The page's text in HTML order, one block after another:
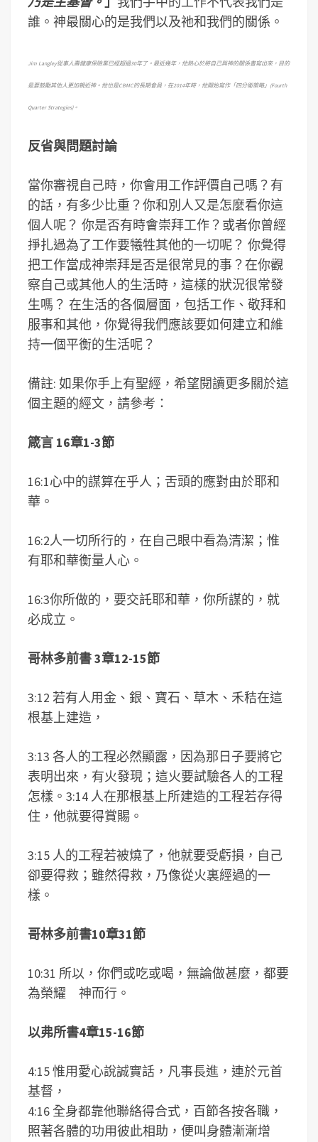
誰。神最關心的是我們以及祂和我們的關係。
Jim Langley從事人壽健康保險業已經超過30年了。最近幾年，他熱心於將自己與神的關係書寫出來，目的
是要鼓勵其他人更加親近神。他也是CBMC的長期會員，在2014年時，他開始寫作「四分衛策略」(Fourth
Quarter Strategies)。
反省與問題討論
當你審視自己時，你會用工作評價自己嗎？有
的話，有多少比重？你和別人又是怎麼看你這
個人呢？ 你是否有時會崇拜工作？或者你曾經
掙扎過為了工作要犧牲其他的一切呢？ 你覺得
把工作當成神崇拜是否是很常見的事？在你觀
察自己或其他人的生活時，這樣的狀況很常發
生嗎？ 在生活的各個層面，包括工作、敬拜和
服事和其他，你覺得我們應該要如何建立和維
持一個平衡的生活呢？
備註: 如果你手上有聖經，希望閱讀更多關於這
個主題的經文，請參考：
箴言 16章1-3節
16:1心中的謀算在乎人；舌頭的應對由於耶和
華。
16:2人一切所行的，在自己眼中看為清潔；惟
有耶和華衡量人心。
16:3你所做的，要交託耶和華，你所謀的，就
必成立。
哥林多前書 3章12-15節
3:12 若有人用金、銀、寶石、草木、禾秸在這
根基上建造，
3:13 各人的工程必然顯露，因為那日子要將它
表明出來，有火發現；這火要試驗各人的工程
怎樣。3:14 人在那根基上所建造的工程若存得
住，他就要得賞賜。
3:15 人的工程若被燒了，他就要受虧損，自己
卻要得救；雖然得救，乃像從火裏經過的一
樣。
哥林多前書10章31節
10:31 所以，你們或吃或喝，無論做甚麼，都要
為榮耀 神而行。
以弗所書4章15-16節
4:15 惟用愛心說誠實話，凡事長進，連於元首
基督，
4:16 全身都靠他聯絡得合式，百節各按各職，
照著各體的功用彼此相助，便叫身體漸漸增